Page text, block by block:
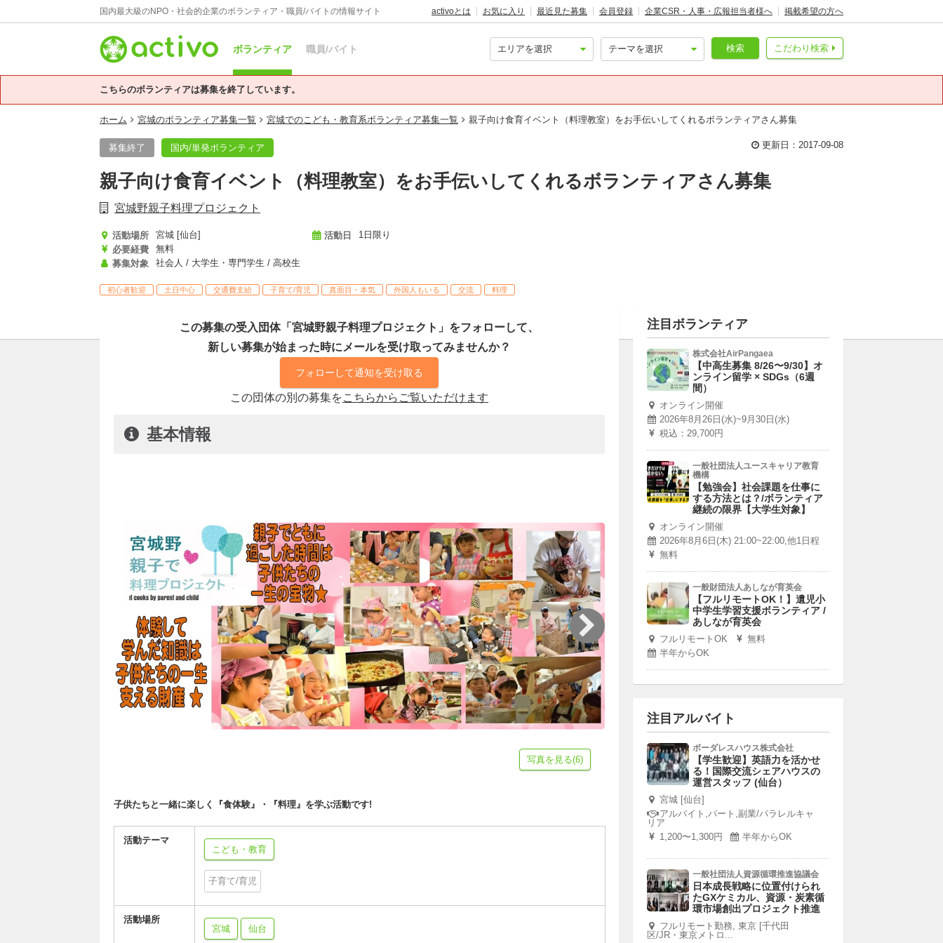
国内最大級のNPO・社会的企業のボランティア・職員/バイトの情報サイト activoとは お気に入り 最近見た募集 会員登録 企業CSR・人事・広報担当者様へ 掲載希望の方へ
ボランティア 職員/バイト こだわり検索
検索
こちらのボランティアは募集を終了しています。
ホーム 宮城のボランティア募集一覧 宮城でのこども・教育系ボランティア募集一覧 親子向け食育イベント（料理教室）をお手伝いしてくれるボランティアさん募集
募集終了 国内/単発ボランティア 更新日：2017-09-08
親子向け食育イベント（料理教室）をお手伝いしてくれるボランティアさん募集
宮城野親子料理プロジェクト
活動場所
宮城 [仙台]
必要経費
無料
募集対象
社会人 / 大学生・専門学生 / 高校生
活動日 1日限り
初心者歓迎 土日中心 交通費支給 子育て/育児 真面目・本気 外国人もいる 交流 料理
この募集の受入団体「宮城野親子料理プロジェクト」をフォローして、
新しい募集が始まった時にメールを受け取ってみませんか？
フォローして通知を受け取る
この団体の別の募集をこちらからご覧いただけます
基本情報
写真を見る(6)
子供たちと一緒に楽しく『食体験』・『料理』を学ぶ活動です!
活動テーマ
こども・教育
子育て/育児
活動場所
宮城
仙台
注目ボランティア
株式会社AirPangaea
【中高生募集 8/26〜9/30】オ
ンライン留学 × SDGs（6週
間）
オンライン開催
2026年8月26日(水)~9月30日(水)
税込：29,700円
一般社団法人ユースキャリア教育
機構
【勉強会】社会課題を仕事に
する方法とは？/ボランティア
継続の限界【大学生対象】
オンライン開催
2026年8月6日(木) 21:00~22:00,他1日程
無料
一般財団法人あしなが育英会
【フルリモートOK！】遺児小
中学生学習支援ボランティア /
あしなが育英会
フルリモートOK
無料
半年からOK
注目アルバイト
ボーダレスハウス株式会社
【学生歓迎】英語力を活かせ
る！国際交流シェアハウスの
運営スタッフ (仙台）
宮城 [仙台]
アルバイト,パート,副業/パラレルキャ
リア
1,200〜1,300円
半年からOK
一般社団法人資源循環推進協議会
日本成長戦略に位置付けられ
たGXケミカル、資源・炭素循
環市場創出プロジェクト推進
フルリモート勤務, 東京 [千代田
区/JR・東京メトロ...